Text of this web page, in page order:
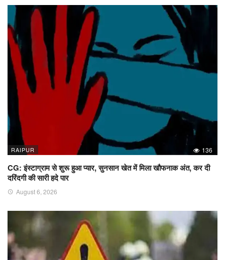
RAIPUR 136
CG: इंस्टाग्राम से शुरू हुआ प्यार, सुनसान खेत में मिला खौफनाक अंत, कर दी
दरिंदगी की सारी हदे पार
August 6, 2026